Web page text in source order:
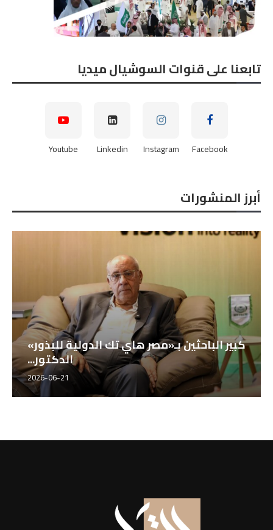
تابعنا على قنوات السوشيال ميديا
Facebook
Instagram
Linkedin
Youtube
أبرز المنشورات
كبير الباحثين بـ«مصر هاي تك الدولية للبذور»
الدكتور...
2026-06-21